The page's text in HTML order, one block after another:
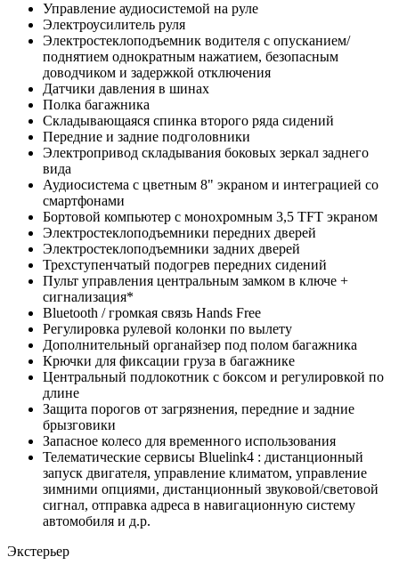
Управление аудиосистемой на руле
Электроусилитель руля
Электростеклоподъемник водителя с опусканием/
поднятием однократным нажатием, безопасным
доводчиком и задержкой отключения
Датчики давления в шинах
Полка багажника
Складывающаяся спинка второго ряда сидений
Передние и задние подголовники
Электропривод складывания боковых зеркал заднего
вида
Аудиосистема с цветным 8" экраном и интеграцией со
смартфонами
Бортовой компьютер с монохромным 3,5 TFT экраном
Электростеклоподъемники передних дверей
Электростеклоподъемники задних дверей
Трехступенчатый подогрев передних сидений
Пульт управления центральным замком в ключе +
сигнализация*
Bluetooth / громкая связь Hands Free
Регулировка рулевой колонки по вылету
Дополнительный органайзер под полом багажника
Крючки для фиксации груза в багажнике
Центральный подлокотник с боксом и регулировкой по
длине
Защита порогов от загрязнения, передние и задние
брызговики
Запасное колесо для временного использования
Телематические сервисы Bluelink4 : дистанционный
запуск двигателя, управление климатом, управление
зимними опциями, дистанционный звуковой/световой
сигнал, отправка адреса в навигационную систему
автомобиля и д.р.
Экстерьер